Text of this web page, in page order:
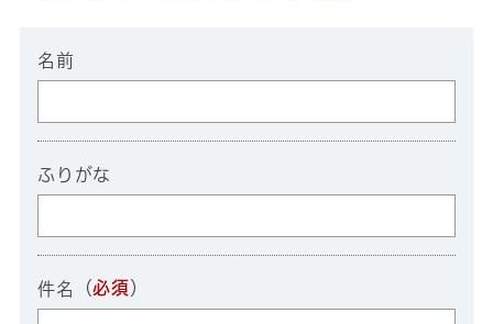
名前
ふりがな
件名 （必須 ）